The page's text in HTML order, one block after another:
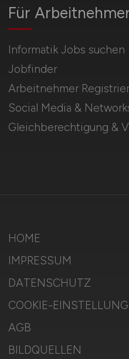
Für
Informatik Jobs suchen
Jobfinder
Arbeitnehmer
Social Media &
Gleichberechtigung &
HOME
IMPRESSUM
DATENSCHUTZ
COOKIE-
AGB
BILDQUELLEN